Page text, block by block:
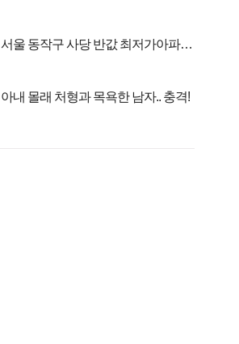
서울 동작구 사당 반값 최저가아파트
아내 몰래 처형과 목욕한 남자.. 충격!